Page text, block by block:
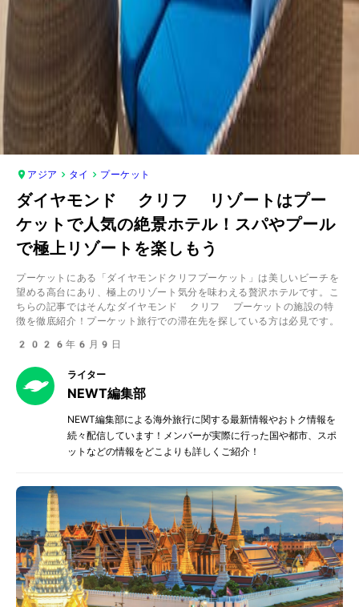
アジア タイ プーケット
ダイヤモンド クリフ リゾートはプー
ケットで人気の絶景ホテル！スパやプール
で極上リゾートを楽しもう
プーケットにある「ダイヤモンドクリフプーケット」は美しいビーチを
望める高台にあり、極上のリゾート気分を味わえる贅沢ホテルです。こ
ちらの記事ではそんなダイヤモンド クリフ プーケットの施設の特
徴を徹底紹介！プーケット旅行での滞在先を探している方は必見です。
2026年6月9日
ライター
NEWT編集部
NEWT編集部による海外旅行に関する最新情報やおトク情報を
続々配信しています！メンバーが実際に行った国や都市、スポ
ットなどの情報をどこよりも詳しくご紹介！